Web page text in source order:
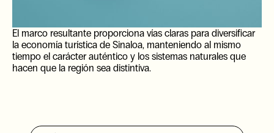
El marco resultante proporciona vías claras para diversificar
la economía turística de Sinaloa, manteniendo al mismo
tiempo el carácter auténtico y los sistemas naturales que
hacen que la región sea distintiva.